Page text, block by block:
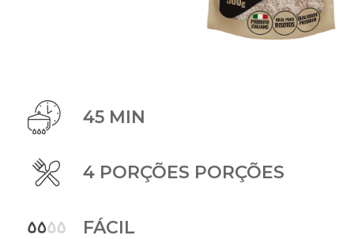
45 MIN
4 PORÇÕES PORÇÕES
FÁCIL